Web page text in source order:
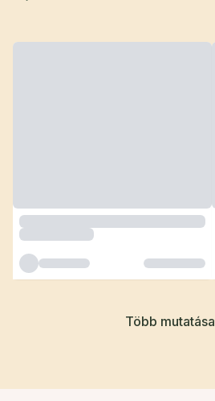
Több mutatása